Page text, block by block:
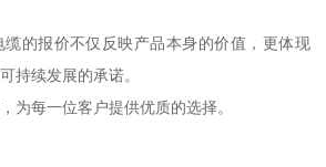
的报价不仅反映产品本身的价值，更体现
持续发展的承诺。
为每一位客户提供优质的选择。